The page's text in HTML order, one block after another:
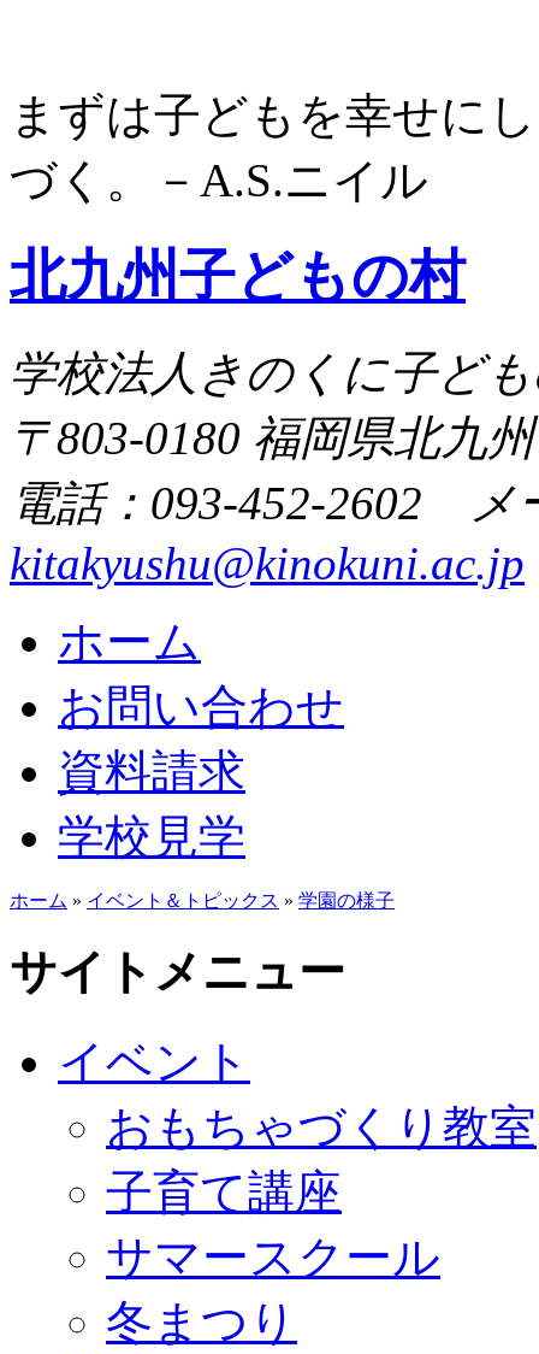
まずは子どもを幸せに
づく。－A.S.ニイル
北九州子どもの村
学校法人きのくに子ど
〒803-0180 福岡県北九
電話：093-452-2602 メ
kitakyushu@kinokuni.ac.jp
ホーム
お問い合わせ
資料請求
学校見学
ホーム » イベント＆トピックス » 学園の様子
サイトメニュー
イベント
おもちゃづくり教室
子育て講座
サマースクール
冬まつり